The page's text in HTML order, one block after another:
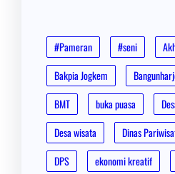
#Pameran #seni
Bakpia Jogkem
BMT
buka puasa
Desa wisata
Dinas
DPS
ekonomi kreatif